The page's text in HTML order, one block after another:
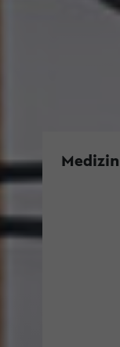
Medizin